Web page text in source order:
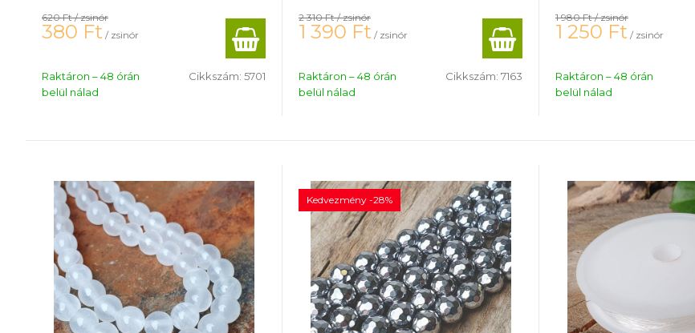
620 Ft/ zsinór
380 Ft / zsinór
Raktáron – 48 órán
belül nálad
Cikkszám: 5701
2 310 Ft/ zsinór
1 390 Ft / zsinór
Raktáron – 48 órán
belül nálad
Cikkszám: 7163
1 980 Ft/ zsinór
1 250 Ft / zsinór
Raktáron – 48 órán
belül nálad
Kedvezmény -28%